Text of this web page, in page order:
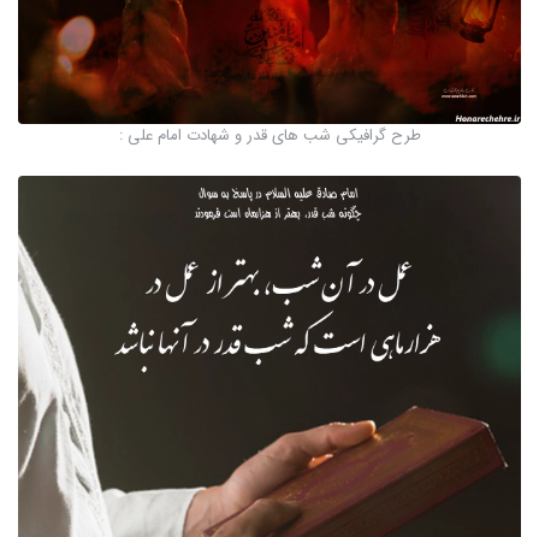
طرح گرافیکی شب های قدر و شهادت امام علی :